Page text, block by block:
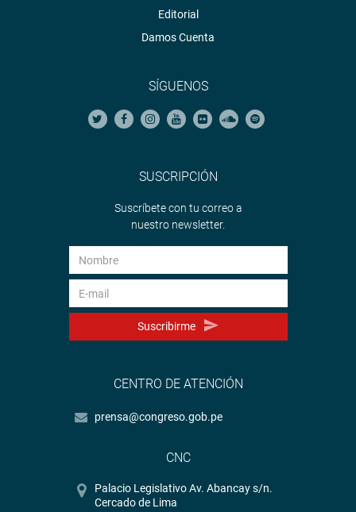
Editorial
Damos Cuenta
SÍGUENOS
SUSCRIPCIÓN
Suscríbete con tu correo a
nuestro newsletter.
Suscribirme
CENTRO DE ATENCIÓN
prensa@congreso.gob.pe
CNC
Palacio Legislativo Av. Abancay s/n.
Cercado de Lima